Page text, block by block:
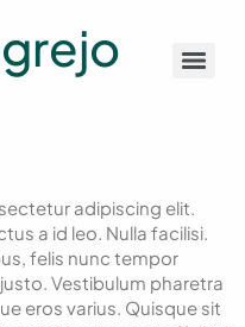
adipiscing elit.
a id leo. Nulla facilisi.
felis nunc tempor
Vestibulum pharetra
eros varius. Quisque sit